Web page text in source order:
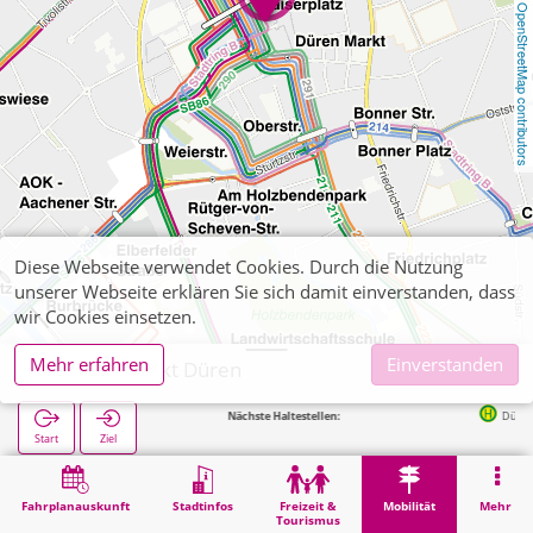
OpenStreetMap contributors
Fahrplanauskunft Stadtinfos
Freizeit &
Tourismus
Mobilität Mehr
Düren, iPunkt Düren
Start Ziel
Nächste Haltestellen: Düren
Mobilität Düren, iPunkt Düren
Diese Webseite verwendet Cookies. Durch die Nutzung
unserer Webseite erklären Sie sich damit einverstanden, dass
wir Cookies einsetzen.
Mehr erfahren
Einverstanden